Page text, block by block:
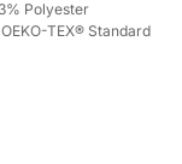
Polyester
TEX® Standard